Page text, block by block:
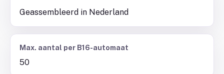
Geassembleerd in Nederland
Max. aantal per B16-automaat
50